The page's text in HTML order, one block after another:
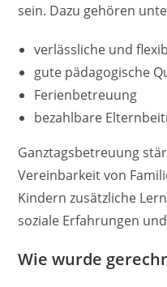
sein. Dazu gehören
verlässliche und
gute pädagogische
Ferienbetreuung
bezahlbare
Ganztagsbetreuung
Vereinbarkeit von
Kindern zusätzliche
soziale Erfahrungen
Wie wurde